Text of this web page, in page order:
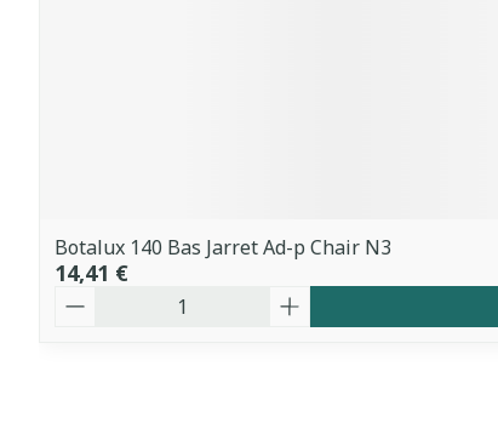
Botalux 140 Bas Jarret Ad-p Chair N3
14,41 €